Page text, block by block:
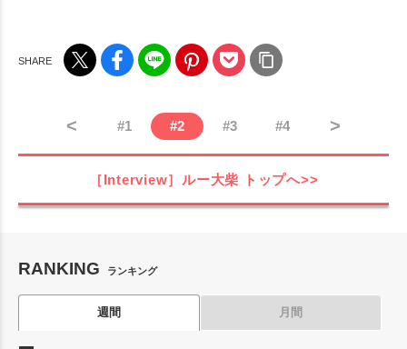
< #1 #2 #3 #4 >
［Interview］ルー大柴 トップへ>>
RANKING ランキング
週間 月間